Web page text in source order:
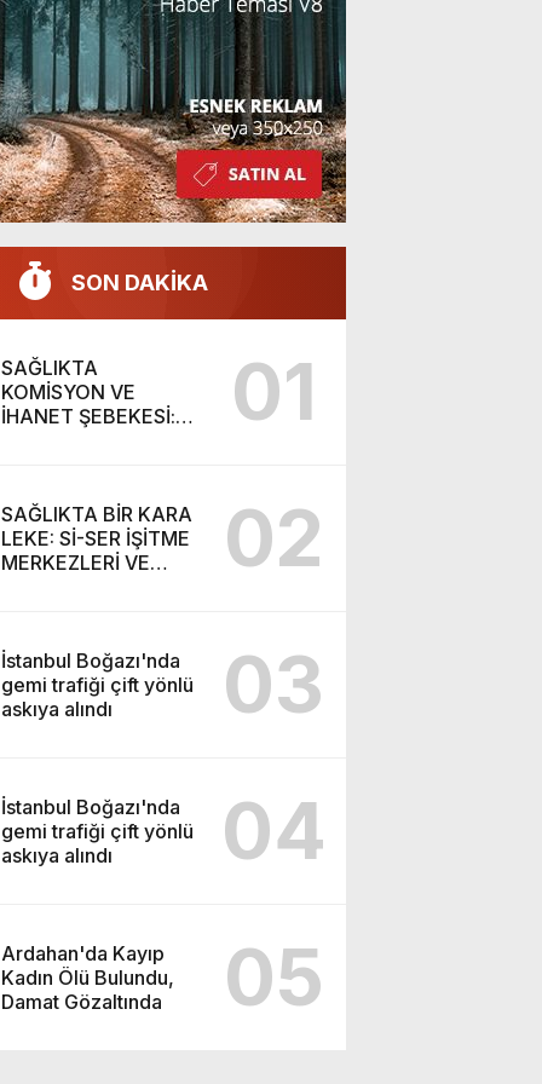
SON DAKİKA
SAĞLIKTA
KOMİSYON VE
İHANET ŞEBEKESİ:
VURGUNU!
01
SAĞLIKTA BİR KARA
LEKE: Sİ-SER İŞİTME
MERKEZLERİ VE
02
İstanbul Boğazı'nda
gemi trafiği çift yönlü
askıya alındı
03
İstanbul Boğazı'nda
gemi trafiği çift yönlü
askıya alındı
04
Ardahan'da Kayıp
Kadın Ölü Bulundu,
Damat Gözaltında
05